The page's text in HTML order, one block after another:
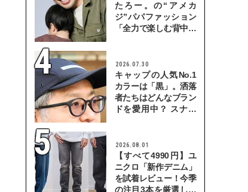
たろー。の“アメカ
ジ”パパファッション
「全力で楽しむ背中を
2026.07.30
キャップの人気No.1
カラーは「黒」。洒落
者たちはどんなブラン
ドを愛用中？ スナッ
2026.08.01
【すべて4990円】ユ
ニクロ「新作デニム」
を試着レビュー！今季
の注目3本を厳選して